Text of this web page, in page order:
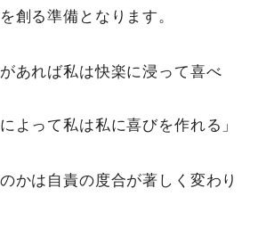
創る準備となります。
あれば私は快楽に浸って喜べ
よって私は私に喜びを作れる」
かは自責の度合が著しく変わり